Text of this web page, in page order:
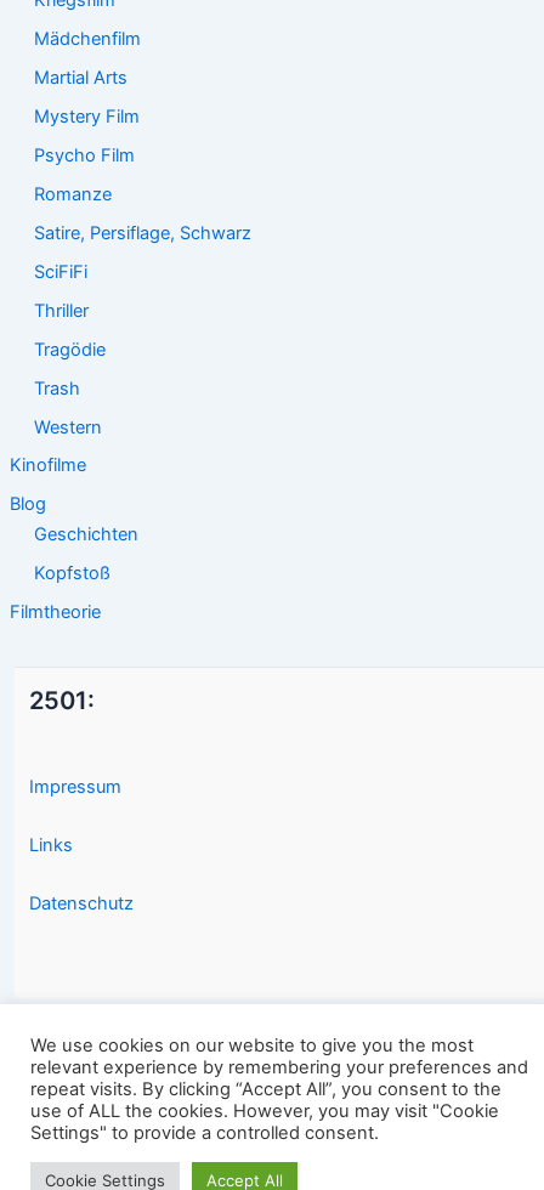
Mädchenfilm
Martial Arts
Mystery Film
Psycho Film
Romanze
Satire, Persiflage, Schwarz
SciFiFi
Thriller
Tragödie
Trash
Western
Kinofilme
Blog
Geschichten
Kopfstoß
Filmtheorie
2501:
Impressum
Links
Datenschutz
Copyright © 2026 2501.eu Gute Filme |
We use cookies on our website to give you the most
relevant experience by remembering your preferences and
repeat visits. By clicking “Accept All”, you consent to the
use of ALL the cookies. However, you may visit "Cookie
Settings" to provide a controlled consent.
Cookie Settings Accept All